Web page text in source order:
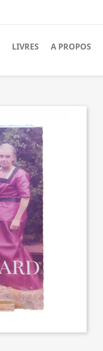
LIVRES A PROPOS